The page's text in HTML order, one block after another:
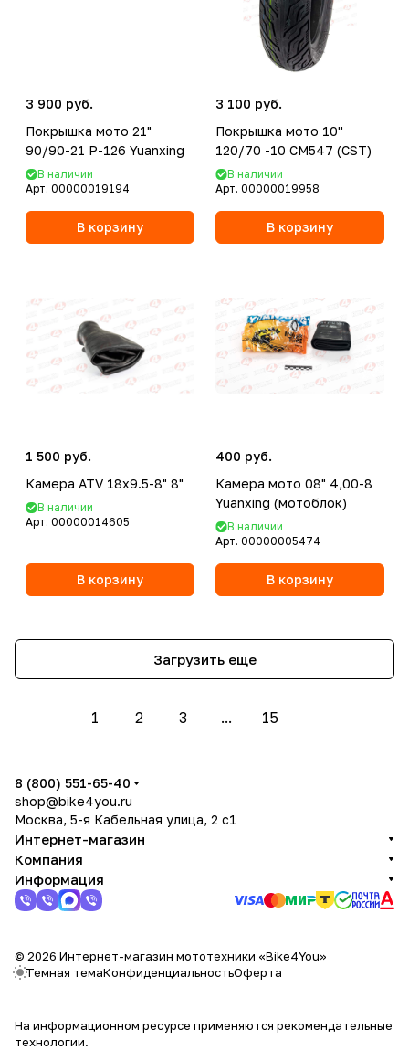
3 900 руб.
Покрышка мото 21"
90/90-21 P-126 Yuanxing
В наличии
Арт. 00000019194
В корзину
3 100 руб.
Покрышка мото 10''
120/70 -10 CM547 (CST)
В наличии
Арт. 00000019958
В корзину
1 500 руб.
Камера ATV 18x9.5-8" 8"
В наличии
Арт. 00000014605
В корзину
400 руб.
Камера мото 08" 4,00-8
Yuanxing (мотоблок)
В наличии
Арт. 00000005474
В корзину
Загрузить еще
1 2 3 ... 15
8 (800) 551-65-40
shop@bike4you.ru
Москва, 5-я Кабельная улица, 2 с1
Интернет-магазин
Компания
Информация
© 2026 Интернет-магазин мототехники «Bike4You»
Темная темаКонфиденциальностьОферта
На информационном ресурсе применяются рекомендательные
технологии.